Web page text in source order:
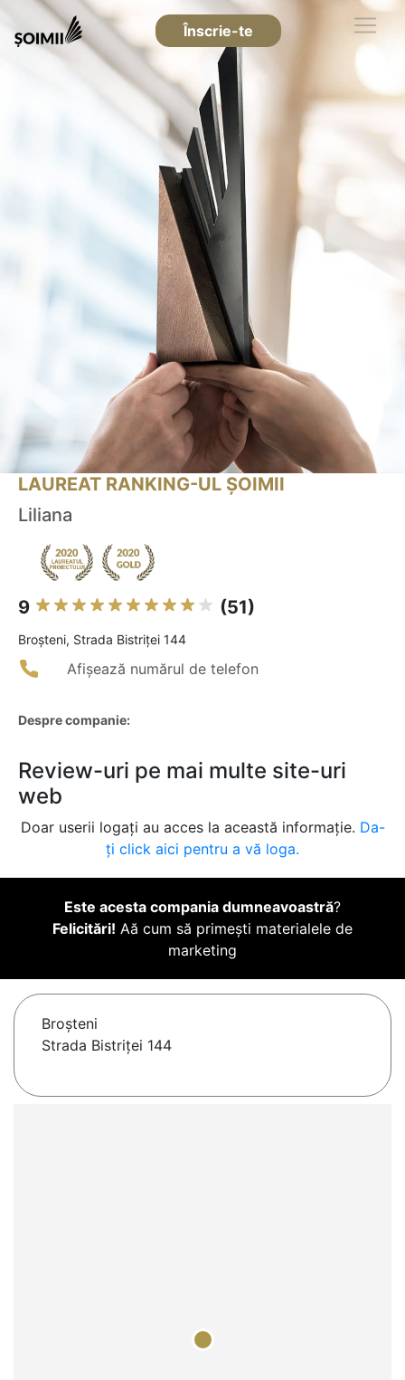
Înscrie-te
LAUREAT RANKING-UL ȘOIMII
Liliana
9 (51)
Broşteni, Strada Bistriței 144
Afișează numărul de telefon
Despre companie:
Review-uri pe mai multe site-uri
web
Doar userii logați au acces la această informație. Da-
ți click aici pentru a vă loga.
Este acesta compania dumneavoastră?
Felicitări! Aă cum să primești materialele de
marketing
Broşteni
Strada Bistriței 144